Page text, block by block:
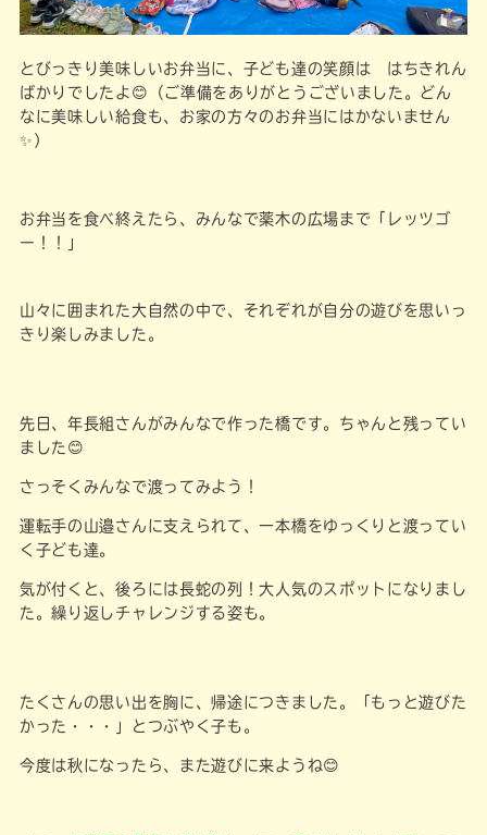
とびっきり美味しいお弁当に、子ども達の笑顔は はちきれん
ばかりでしたよ😊（ご準備をありがとうございました。どん
なに美味しい給食も、お家の方々のお弁当にはかないません
✨）
お弁当を食べ終えたら、みんなで薬木の広場まで「レッツゴ
ー！！」
山々に囲まれた大自然の中で、それぞれが自分の遊びを思いっ
きり楽しみました。
先日、年長組さんがみんなで作った橋です。ちゃんと残ってい
ました😊
さっそくみんなで渡ってみよう！
運転手の山邉さんに支えられて、一本橋をゆっくりと渡ってい
く子ども達。
気が付くと、後ろには長蛇の列！大人気のスポットになりまし
た。繰り返しチャレンジする姿も。
たくさんの思い出を胸に、帰途につきました。「もっと遊びた
かった・・・」とつぶやく子も。
今度は秋になったら、また遊びに来ようね😊